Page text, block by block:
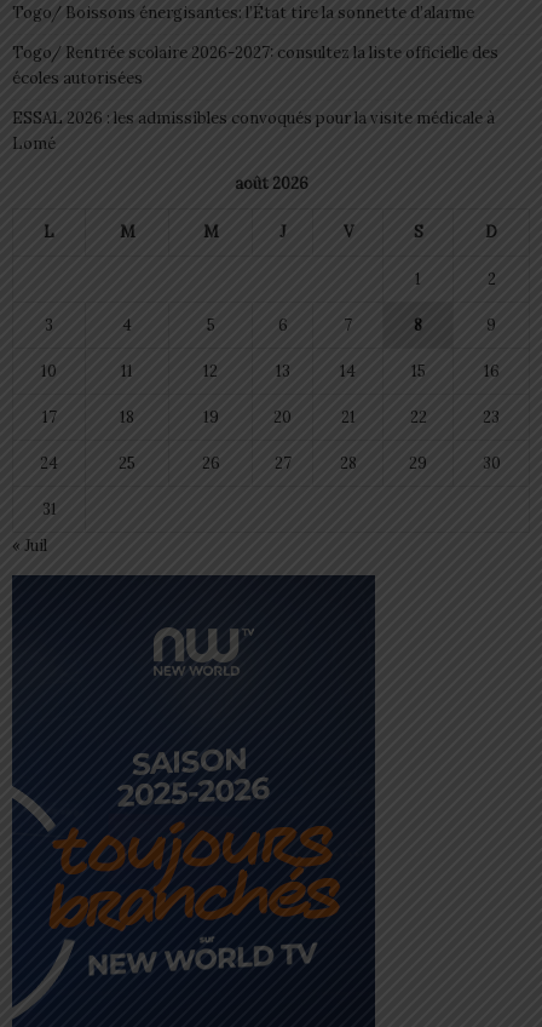
Togo/ Boissons énergisantes: l’État tire la sonnette d’alarme
Togo/ Rentrée scolaire 2026-2027: consultez la liste officielle des
écoles autorisées
ESSAL 2026 : les admissibles convoqués pour la visite médicale à
Lomé
août 2026
L M M J V S D
1 2
3 4 5 6 7 8 9
10 11 12 13 14 15 16
17 18 19 20 21 22 23
24 25 26 27 28 29 30
31
« Juil